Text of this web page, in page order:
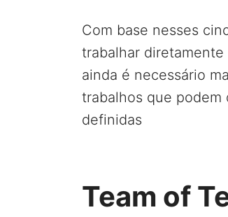
Com base nesses
trabalhar
ainda é necessário
trabalhos que podem
definidas
Team of